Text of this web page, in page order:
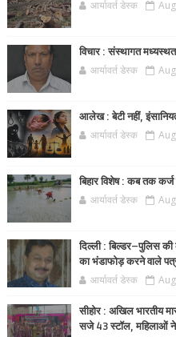
आर्यावर्त डेस्क
विचार : संस्थागत
आर्यावर्त डेस्क
आलेख : बेटी नहीं,
आर्यावर्त डेस्क
बिहार विशेष : कब तक
आर्यावर्त डेस्क
दिल्ली : बिल्डर–पुलिस
का भंडाफोड़ करने वाले
आर्यावर्त डेस्क
सीहोर : अखिल भारतीय
सजे 43 स्टॉल, महिलाओं